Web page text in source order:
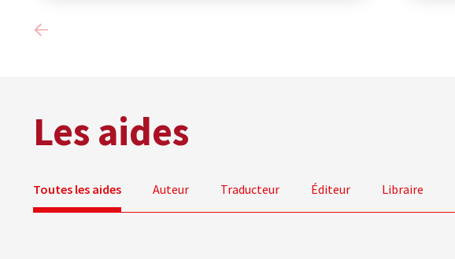
Les aides
Toutes les aides Auteur Traducteur Éditeur Libraire